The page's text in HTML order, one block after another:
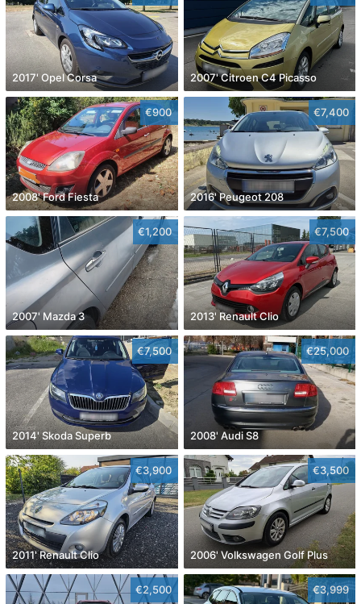
2017' Opel Corsa 2007' Citroen C4 Picasso
€900
2008' Ford Fiesta
€7,400
2016' Peugeot 208
€1,200
2007' Mazda 3
€7,500
2013' Renault Clio
€7,500
2014' Skoda Superb
€25,000
2008' Audi S8
€3,900
2011' Renault Clio
€3,500
2006' Volkswagen Golf Plus
€2,500 €3,999